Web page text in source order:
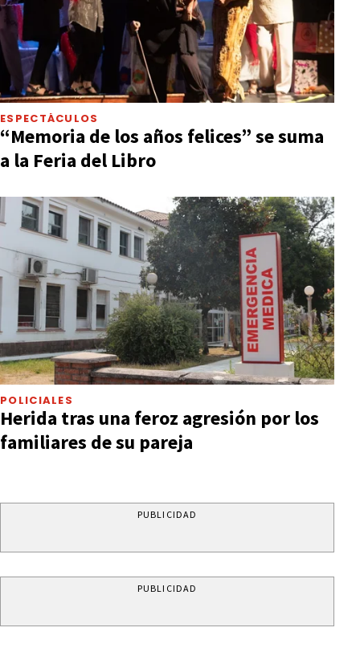
ESPECTÁCULOS
“Memoria de los años felices” se suma
a la Feria del Libro
POLICIALES
Herida tras una feroz agresión por los
familiares de su pareja
PUBLICIDAD
PUBLICIDAD